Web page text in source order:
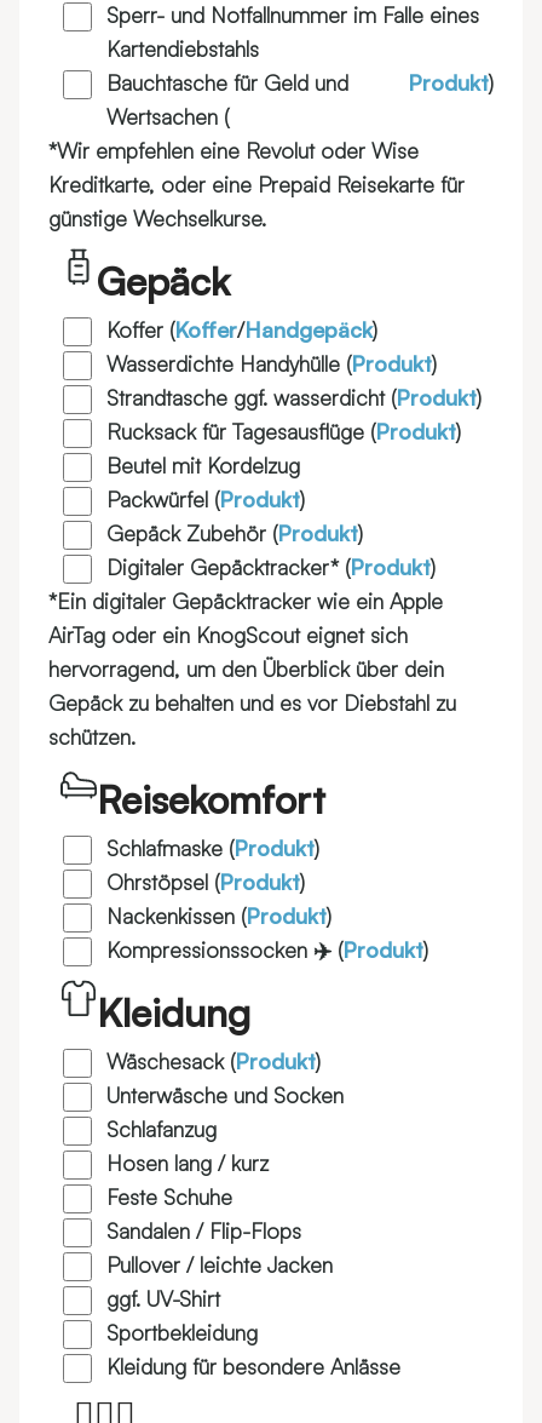
Sperr- und Notfallnummer im Falle eines
Kartendiebstahls
Bauchtasche für Geld und
Wertsachen (
Produkt)
*Wir empfehlen eine Revolut oder Wise
Kreditkarte, oder eine Prepaid Reisekarte für
günstige Wechselkurse.
Gepäck
Koffer (Koffer/Handgepäck)
Wasserdichte Handyhülle (Produkt)
Strandtasche ggf. wasserdicht (Produkt)
Rucksack für Tagesausflüge (Produkt)
Beutel mit Kordelzug
Packwürfel (Produkt)
Gepäck Zubehör (Produkt)
Digitaler Gepäcktracker* (Produkt)
*Ein digitaler Gepäcktracker wie ein Apple
AirTag oder ein KnogScout eignet sich
hervorragend, um den Überblick über dein
Gepäck zu behalten und es vor Diebstahl zu
schützen.
Reisekomfort
Schlafmaske (Produkt)
Ohrstöpsel (Produkt)
Nackenkissen (Produkt)
Kompressionssocken ✈️ (Produkt)
Kleidung
Wäschesack (Produkt)
Unterwäsche und Socken
Schlafanzug
Hosen lang / kurz
Feste Schuhe
Sandalen / Flip-Flops
Pullover / leichte Jacken
ggf. UV-Shirt
Sportbekleidung
Kleidung für besondere Anlässe
👱🏼‍♀️